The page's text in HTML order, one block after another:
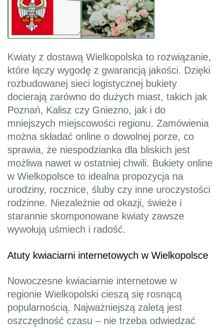
Kwiaty z dostawą Wielkopolska to rozwiązanie,
które łączy wygodę z gwarancją jakości. Dzięki
rozbudowanej sieci logistycznej bukiety
docierają zarówno do dużych miast, takich jak
Poznań, Kalisz czy Gniezno, jak i do
mniejszych miejscowości regionu. Zamówienia
można składać online o dowolnej porze, co
sprawia, że niespodzianka dla bliskich jest
możliwa nawet w ostatniej chwili. Bukiety online
w Wielkopolsce to idealna propozycja na
urodziny, rocznice, śluby czy inne uroczystości
rodzinne. Niezależnie od okazji, świeże i
starannie skomponowane kwiaty zawsze
wywołują uśmiech i radość.
Atuty kwiaciarni internetowych w Wielkopolsce
Nowoczesne kwiaciarnie internetowe w
regionie Wielkopolski cieszą się rosnącą
popularnością. Najważniejszą zaletą jest
oszczędność czasu – nie trzeba odwiedzać